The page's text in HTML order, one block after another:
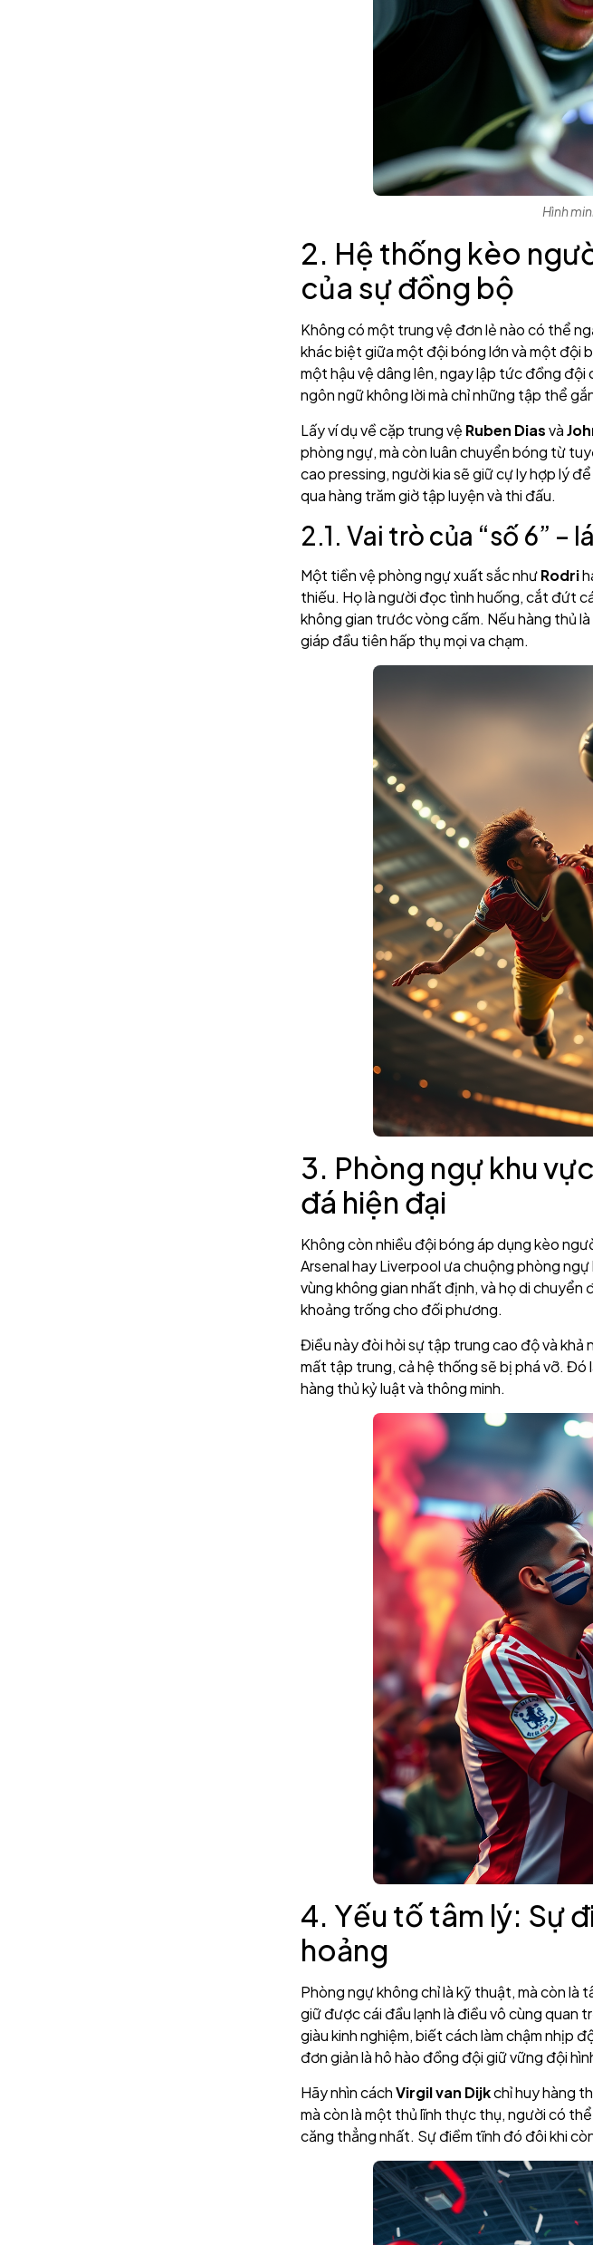
Hình
2. Hệ thống kèo
của sự đồng bộ
Không có một trung vệ đơn lẻ nào có thể
khác biệt giữa một đội bóng lớn và một đội
một hậu vệ dâng lên, ngay lập tức đồng
ngôn ngữ không lời mà chỉ những tập thể
Lấy ví dụ về cặp trung vệ Ruben Diasvà
phòng ngự, mà còn luân chuyển bóng từ
cao pressing, người kia sẽ giữ cự ly hợp lý
qua hàng trăm giờ tập luyện và thi đấu.
2.1. Vai trò của “số 6”
Một tiền vệ phòng ngự xuất sắc nhưRodri
thiếu. Họ là người đọc tình huống, cắt đứt
không gian trước vòng cấm. Nếu hàng thủ
giáp đầu tiên hấp thụ mọi va chạm.
3. Phòng ngự khu
đá hiện đại
Không còn nhiều đội bóng áp dụng kèo
Arsenal hay Liverpool ưa chuộng phòng
vùng không gian nhất định, và họ di
khoảng trống cho đối phương.
Điều này đòi hỏi sự tập trung cao độ và
mất tập trung, cả hệ thống sẽ bị phá vỡ. Đó
hàng thủ kỷ luật và thông minh.
4. Yếu tố tâm lý: Sự
hoảng
Phòng ngự không chỉ là kỹ thuật, mà còn là
giữ được cái đầu lạnh là điều vô cùng quan
giàu kinh nghiệm, biết cách làm chậm nhịp
đơn giản là hô hào đồng đội giữ vững đội
Hãy nhìn cáchVirgil van Dijkchỉ huy hàng
mà còn là một thủ lĩnh thực thụ, người có
căng thẳng nhất. Sự điềm tĩnh đó đôi khi